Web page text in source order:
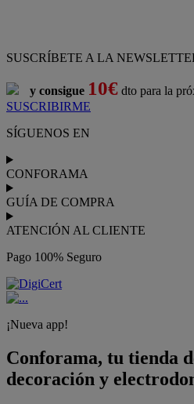
SUSCRÍBETE A LA
y consigue 10€ dto para la
SUSCRIBIRME
SÍGUENOS EN
CONFORAMA
GUÍA DE COMPRA
ATENCIÓN AL CLIENTE
Pago 100% Seguro
¡Nueva app!
Conforama, tu tienda
decoración y